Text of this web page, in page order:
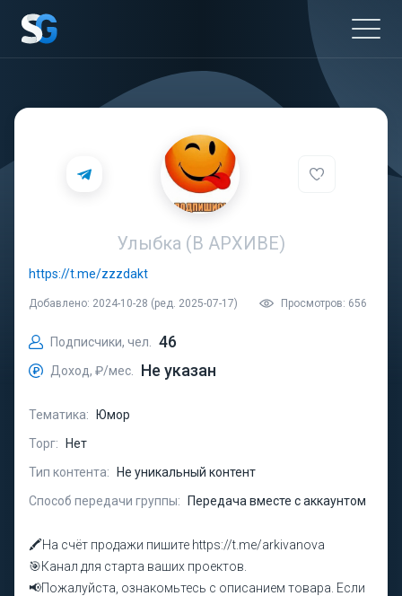
Улыбка (В АРХИВЕ)
https://t.me/zzzdakt
Добавлено: 2024-10-28 (ред. 2025-07-17) Просмотров: 656
Подписчики, чел. 46
Доход, ₽/мес. Не указан
Тематика:
Юмор
Торг:
Нет
Тип контента:
Не уникальный контент
Способ передачи группы:
Передача вместе с аккаунтом
🖍️На счёт продажи пишите https://t.me/arkivanova
🎯Канал для старта ваших проектов.
📢Пожалуйста, ознакомьтесь с описанием товара. Если